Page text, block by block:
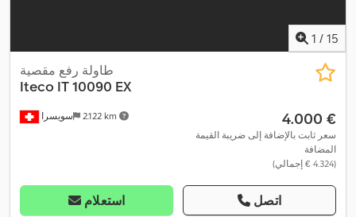
1 / 15
سويسرا 2.122 km
طاولة رفع مقصية
Iteco IT 10090 EX
‏4.000 €
سعر ثابت بالإضافة إلى ضريبة القيمة
المضافة
(‏4.324 € إجمالي)
استعلام اتصل